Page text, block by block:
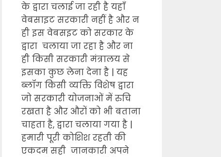
के द्वारा चलाई जा रही है यहाँ
वेबसाइट सरकारी नहीं है और न
ही इस वेबसइट को सरकार के
द्वारा चलाया जा रहा है और ना
ही किसी सरकारी मंत्रालय से
इसका कुछ लेना देना है | यह
ब्लॉग किसी व्यक्ति विशेष द्वारा
जो सरकारी योजनाओं में रुचि
रखता है और औरों को भी बताना
चाहता है, द्वारा चलाया गया है |
हमारी पूरी कोशिश रहती की
एकदम सही जानकारी अपने